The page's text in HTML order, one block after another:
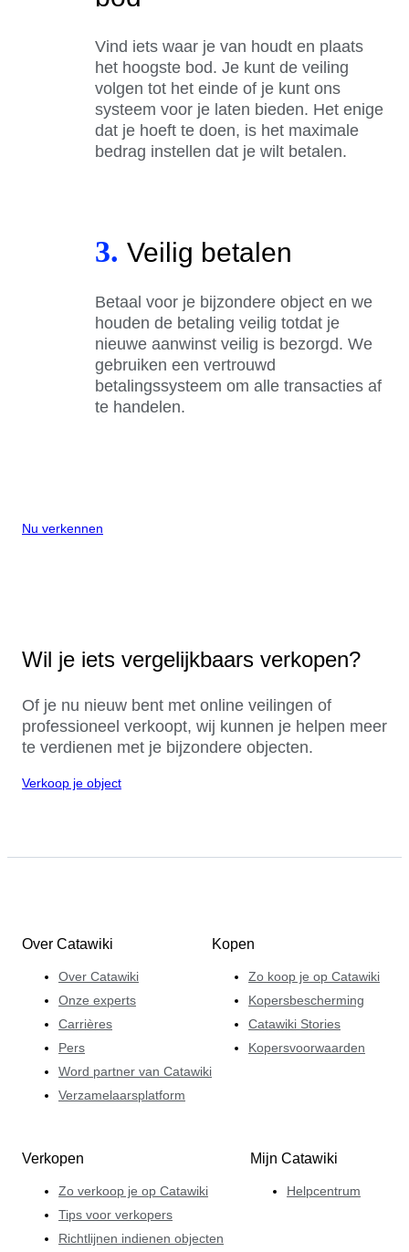
Vind iets waar je van houdt en plaats
het hoogste bod. Je kunt de veiling
volgen tot het einde of je kunt ons
systeem voor je laten bieden. Het enige
dat je hoeft te doen, is het maximale
bedrag instellen dat je wilt betalen.
3. Veilig betalen
Betaal voor je bijzondere object en we
houden de betaling veilig totdat je
nieuwe aanwinst veilig is bezorgd. We
gebruiken een vertrouwd
betalingssysteem om alle transacties af
te handelen.
Nu verkennen
Wil je iets vergelijkbaars verkopen?
Of je nu nieuw bent met online veilingen of
professioneel verkoopt, wij kunnen je helpen meer
te verdienen met je bijzondere objecten.
Verkoop je object
Over Catawiki
Over Catawiki
Onze experts
Carrières
Pers
Word partner van Catawiki
Verzamelaarsplatform
Kopen
Zo koop je op Catawiki
Kopersbescherming
Catawiki Stories
Kopersvoorwaarden
Verkopen
Zo verkoop je op Catawiki
Tips voor verkopers
Richtlijnen indienen objecten
Mijn Catawiki
Helpcentrum